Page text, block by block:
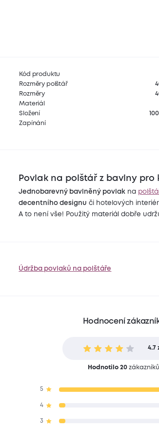
Kód produktu
Rozměry polštář
Rozměry
Materiál
Složení
Zapínání
Povlak na polštář z bavlny pro
Jednobarevný bavlněný povlak na
decentního designu či hotelových
A to není vše! Použitý materiál dobře
Údržba povlaků na polštáře
Hodnocení
4.7
Hodnotilo 20 zákazníků
5
4
3